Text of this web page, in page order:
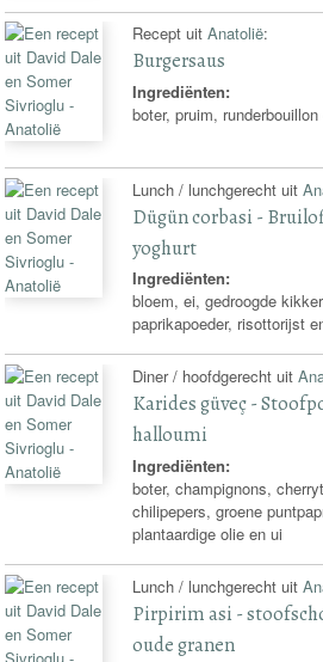
Recept uitAnatolië:
Burgersaus
Ingrediënten:
boter, pruim,
Lunch / lunchgerecht uit
Dügün corbasi -
yoghurt
Ingrediënten:
bloem, ei, gedroogde
paprikapoeder, risottorijst
Diner / hoofdgerecht uit
Karides güveç -
halloumi
Ingrediënten:
boter, champignons,
chilipepers, groene
plantaardige olie en ui
Lunch / lunchgerecht uit
Pirpirim asi -
oude granen